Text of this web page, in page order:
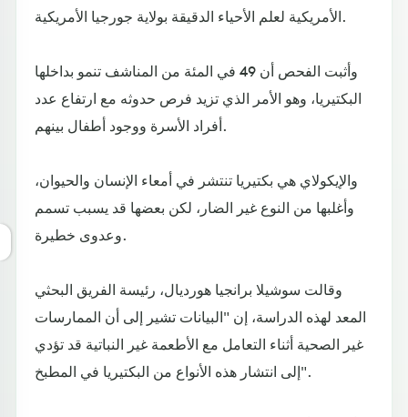
الأمريكية لعلم الأحياء الدقيقة بولاية جورجيا الأمريكية.
وأثبت الفحص أن 49 في المئة من المناشف تنمو بداخلها
البكتيريا، وهو الأمر الذي تزيد فرص حدوثه مع ارتفاع عدد
أفراد الأسرة ووجود أطفال بينهم.
والإيكولاي هي بكتيريا تنتشر في أمعاء الإنسان والحيوان،
وأغلبها من النوع غير الضار، لكن بعضها قد يسبب تسمم
وعدوى خطيرة.
وقالت سوشيلا برانجيا هورديال، رئيسة الفريق البحثي
المعد لهذه الدراسة، إن "البيانات تشير إلى أن الممارسات
غير الصحية أثناء التعامل مع الأطعمة غير النباتية قد تؤدي
إلى انتشار هذه الأنواع من البكتيريا في المطبخ".